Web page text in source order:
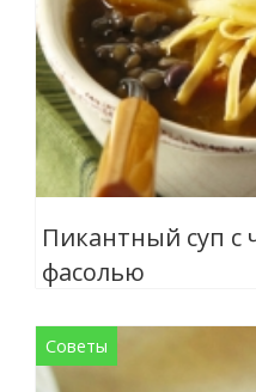
Пикантный суп с
фасолью
Советы